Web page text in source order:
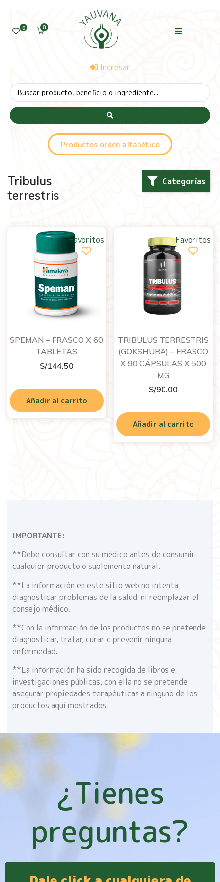
0 0
Ingresar
Productos orden alfabético
Categorías
Tribulus
terrestris
SPEMAN – FRASCO X 60
TABLETAS
S/144.50
Añadir al carrito
Favoritos
TRIBULUS TERRESTRIS
(GOKSHURA) – FRASCO
X 90 CÁPSULAS X 500
MG
S/90.00
Añadir al carrito
Favoritos
IMPORTANTE:
**Debe consultar con su médico antes de consumir
cualquier producto o suplemento natural.
**La información en este sitio web no intenta
diagnosticar problemas de la salud, ni reemplazar el
consejo médico.
**Con la información de los productos no se pretende
diagnosticar, tratar, curar o prevenir ninguna
enfermedad.
**La información ha sido recogida de libros e
investigaciones públicas, con ella no se pretende
asegurar propiedades terapéuticas a ninguno de los
productos aquí mostrados.
¿Tienes
preguntas?